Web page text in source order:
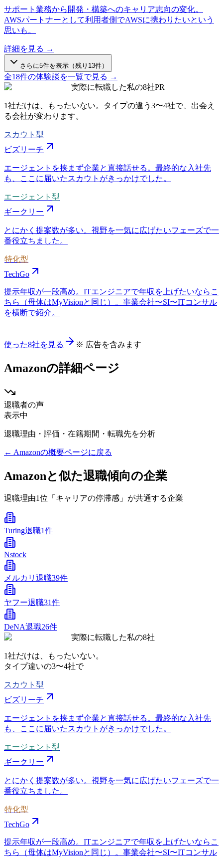
サポート業務から開発・構築へのキャリア志向の変化。
AWSパートナーとして利用者側でAWSに携わりたいという
思いも。
詳細を見る →
さらに5件を表示（残り 13件）
全18件の体験談を一覧で見る →
実際に転職した私の8社PR
1社だけは、もったいない。タイプの違う 3〜4社で、出会え
る会社が変わります。
スカウト型
ビズリーチ
エージェントを挟まず企業と直接話せる。最終的な入社先
も、ここに届いたスカウトがきっかけでした。
エージェント型
ギークリー
とにかく提案数が多い。視野を一気に広げたいフェーズで一
番役立ちました。
特化型
TechGo
提示年収が一段高め。ITエンジニアで年収を上げたいならこ
ちら（母体はMyVisionと同じ）。事業会社〜SI〜ITコンサル
を横断で紹介。
使った8社を見る ※ 広告を含みます
Amazonの詳細ページ
退職者の声
表示中
退職理由・評価・在籍期間・転職先を分析
← Amazonの概要ページに戻る
Amazonと似た退職傾向の企業
退職理由1位「キャリアの停滞感」が共通する企業
Turing退職1件
Nstock
メルカリ 退職39件
ヤフー退職31件
DeNA退職26件
実際に転職した私の8社
1社だけは、もったいない。
タイプ違いの3〜4社で
スカウト型
ビズリーチ
エージェントを挟まず企業と直接話せる。最終的な入社先
も、ここに届いたスカウトがきっかけでした。
エージェント型
ギークリー
とにかく提案数が多い。視野を一気に広げたいフェーズで一
番役立ちました。
特化型
TechGo
提示年収が一段高め。ITエンジニアで年収を上げたいならこ
ちら（母体はMyVisionと同じ）。事業会社〜SI〜ITコンサル